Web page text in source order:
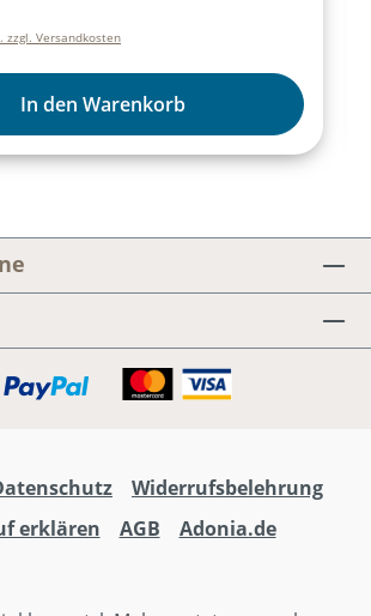
Lila dabei, als Elia viel
Wer wird es
Weitere Geschichten in diesem
Gott, Lila wünscht sich
doch er gibt ihn Elisa, und
den Propheten Elisa. Das
zzgl. Versandkosten
In den Warenkorb
Widerrufsbelehrung
erklären
AGB Adonia.de